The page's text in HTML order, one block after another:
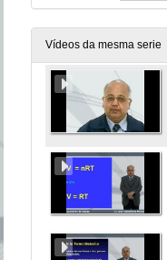
Vídeos da mesma serie